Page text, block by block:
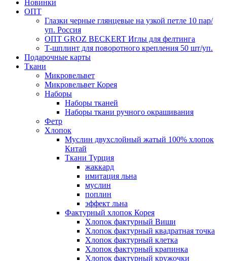
Новинки
ОПТ
Глазки черные глянцевые на узкой петле 10 пар/
уп. Россия
ОПТ GROZ BECKERT Иглы для фелтинга
Т-шплинт для поворотного крепления 50 шт/уп.
Подарочные карты
Ткани
Микровельвет
Микровельвет Корея
Наборы
Наборы тканей
Наборы ткани ручного окрашивания
Фетр
Хлопок
Муслин двухслойный жатый 100% хлопок
Китай
Ткани Турция
жаккард
имитация льна
муслин
поплин
эффект льна
Фактурный хлопок Корея
Хлопок фактурный Виши
Хлопок фактурный квадратная точка
Хлопок фактурный клетка
Хлопок фактурный крапинка
Хлопок фактурный кружочки